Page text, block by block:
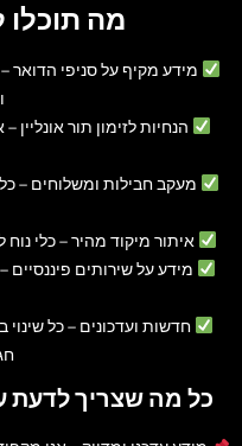
מה
מידע מקיף על סניפי הדואר–
הנחיות לזימון תור אונליין –
מעקב חבילות ומשלוחים –
איתור מיקוד מהיר– כלי
מידע על שירותים פיננסיים
חדשות ועדכונים – כל
כל מה שצריך לדעת